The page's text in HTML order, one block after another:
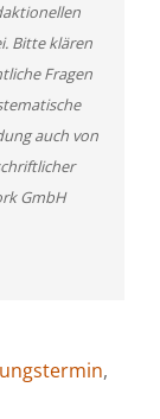
Bitte klären
Fragen
auch von
GmbH
,